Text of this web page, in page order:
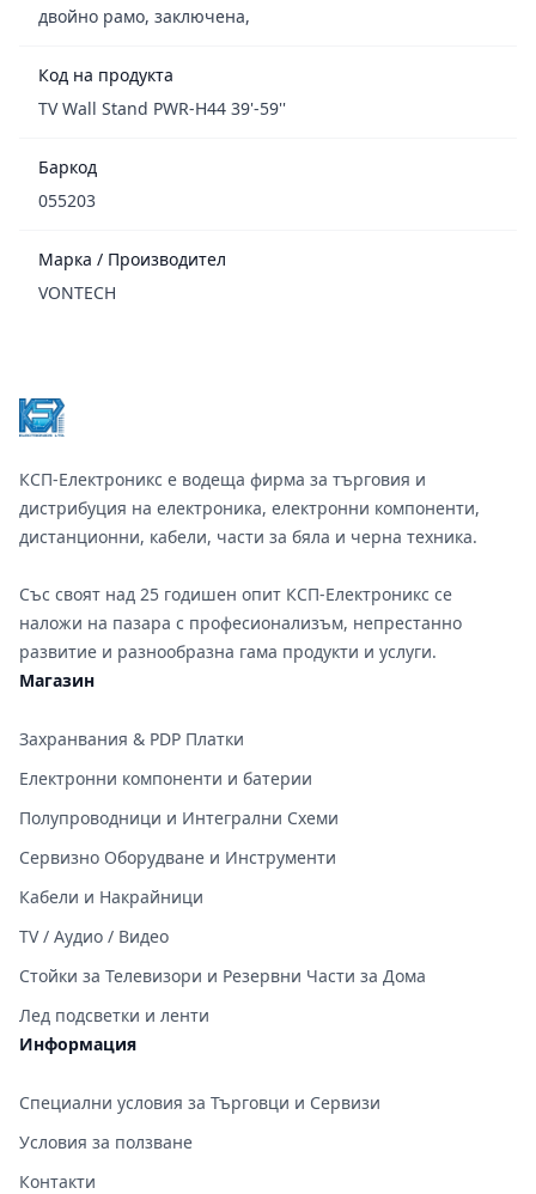
двойно рамо, заключена,
Код на продукта
TV Wall Stand PWR-H44 39'-59''
Баркод
055203
Марка / Производител
VONTECH
КСП-Електроникс е водеща фирма за търговия и
дистрибуция на електроника, електронни компоненти,
дистанционни, кабели, части за бяла и черна техника.
Със своят над 25 годишен опит КСП-Електроникс се
наложи на пазара с професионализъм, непрестанно
развитие и разнообразна гама продукти и услуги.
Магазин
Захранвания & PDP Платки
Електронни компоненти и батерии
Полупроводници и Интегрални Схеми
Сервизно Оборудване и Инструменти
Кабели и Накрайници
TV / Аудио / Видео
Стойки за Телевизори и Резервни Части за Дома
Лед подсветки и ленти
Информация
Специални условия за Търговци и Сервизи
Условия за ползване
Контакти